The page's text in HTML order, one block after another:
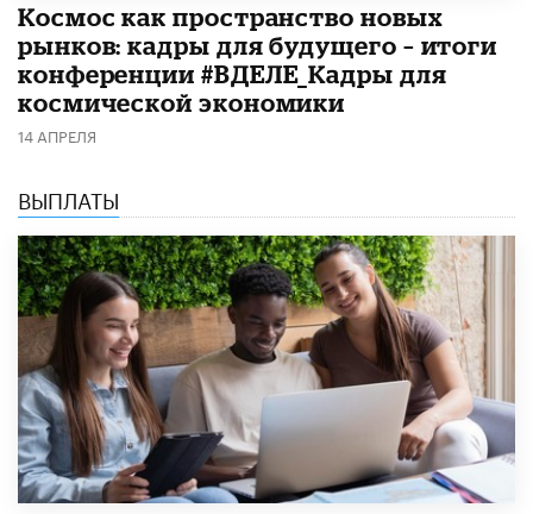
Космос как пространство новых
рынков: кадры для будущего – итоги
конференции #ВДЕЛЕ_Кадры для
космической экономики
14 АПРЕЛЯ
ВЫПЛАТЫ